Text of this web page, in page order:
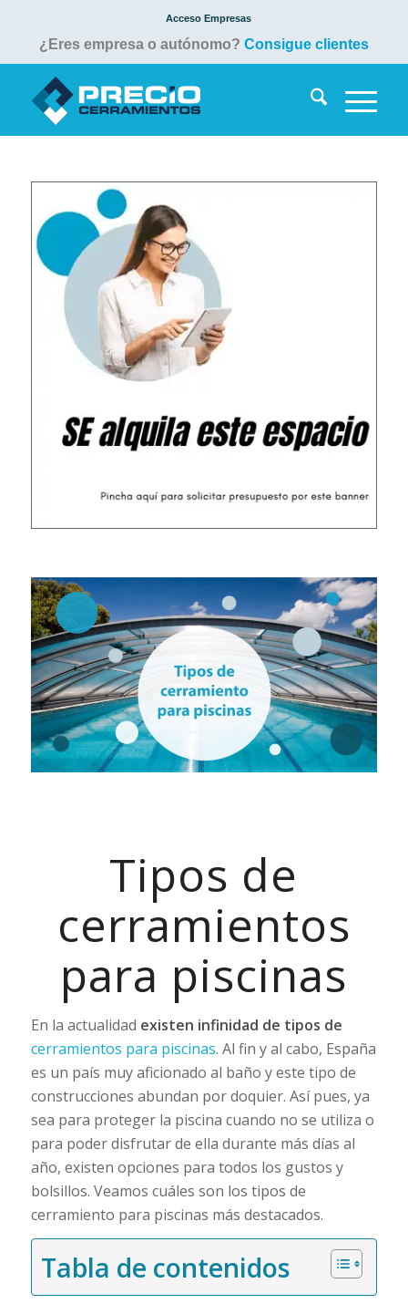
Acceso Empresas
¿Eres empresa o autónomo? Consigue clientes
Tipos de
cerramientos
para piscinas
En la actualidad existen infinidad de tipos de
cerramientos para piscinas. Al fin y al cabo, España
es un país muy aficionado al baño y este tipo de
construcciones abundan por doquier. Así pues, ya
sea para proteger la piscina cuando no se utiliza o
para poder disfrutar de ella durante más días al
año, existen opciones para todos los gustos y
bolsillos. Veamos cuáles son los tipos de
cerramiento para piscinas más destacados.
Tabla de contenidos